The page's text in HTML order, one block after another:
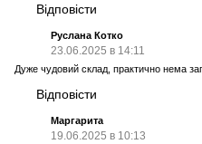
Відповісти
Руслана Котко
23.06.2025 в 14:11
Дуже чудовий склад, практично нема
Відповісти
Маргарита
19.06.2025 в 10:13